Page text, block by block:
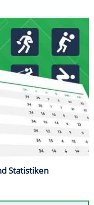
Statistiken